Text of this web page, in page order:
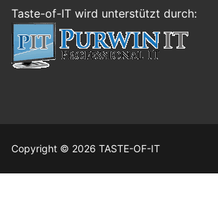
Taste-of-IT wird unterstützt durch:
Copyright © 2026 TASTE-OF-IT